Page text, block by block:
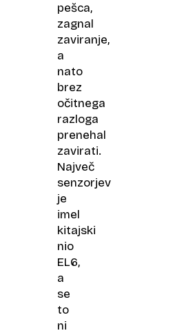
pešca,
zagnal
zaviranje,
a
nato
brez
očitnega
razloga
prenehal
zavirati.
Največ
senzorjev
je
imel
kitajski
nio
EL6,
a
se
to
ni